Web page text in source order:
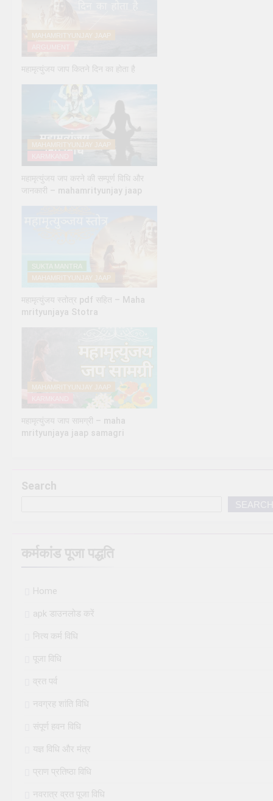
MAHAMRITYUNJAY JAAP
महामृत्युंजय जाप कितने दिन का होता है
MAHAMRITYUNJAY JAAP
महामृत्युंजय जप करने की सम्पूर्ण विधि और
जानकारी – mahamrityunjay jaap
SUKTA MANTRA
MAHAMRITYUNJAY JAAP
महामृत्युंजय स्तोत्र pdf सहित – Maha
mrityunjaya Stotra
MAHAMRITYUNJAY JAAP
महामृत्युंजय जाप सामग्री – maha
mrityunjaya jaap samagri
Search
कर्मकांड पूजा पद्धति
Home
apk डाउनलोड करें
नित्य कर्म विधि
पूजा विधि
व्रत पर्व
नवग्रह शांति विधि
संपूर्ण हवन विधि
यज्ञ विधि और मंत्र
प्राण प्रतिष्ठा विधि
नवरात्र व्रत पूजा विधि